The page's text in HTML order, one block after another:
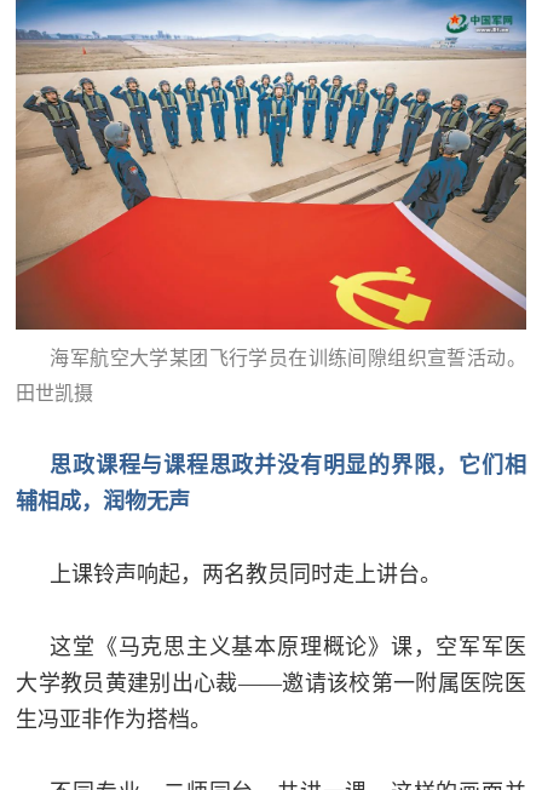
海军航空大学某团飞行学员在训练间隙组织宣誓活动。
田世凯摄
思政课程与课程思政并没有明显的界限，它们相
辅相成，润物无声
上课铃声响起，两名教员同时走上讲台。
这堂《马克思主义基本原理概论》课，空军军医
大学教员黄建别出心裁——邀请该校第一附属医院医
生冯亚非作为搭档。